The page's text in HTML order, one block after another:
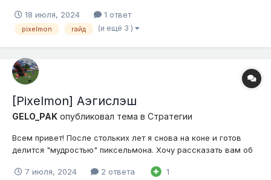
турнирах, а многие даже и не спавнят его в течение всего
вайпа. Отдельно хочу затронуть данного покемона, чтобы его
18 июля, 2024 1 ответ
pixelmon гайд (и ещё 3 )
[Pixelmon] Аэгислэш
GELO_PAK опубликовал тема в Стратегии
Всем привет! После стольких лет я снова на коне и готов
делится "мудростью" пиксельмона. Хочу рассказать вам об
который будет помогать вам на многих турнирах. Хоть
7 июля, 2024 2 ответа 1